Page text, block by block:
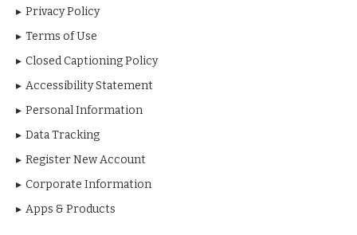
Privacy Policy
Terms of Use
Closed Captioning Policy
Accessibility Statement
Personal Information
Data Tracking
Register New Account
Corporate Information
Apps & Products